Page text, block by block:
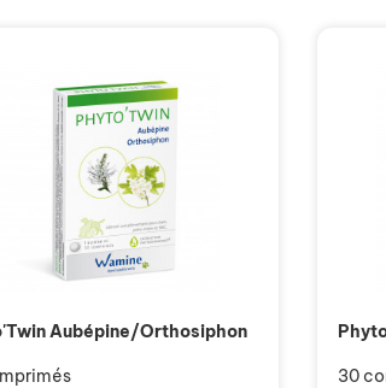
Aubépine/Orthosiphon
30